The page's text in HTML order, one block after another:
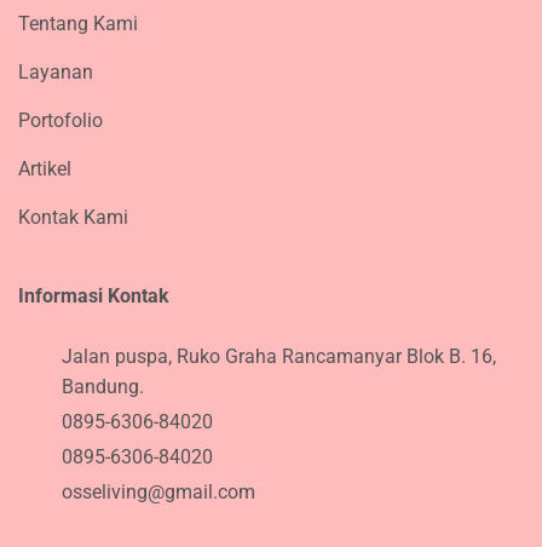
Tentang Kami
Layanan
Portofolio
Artikel
Kontak Kami
Informasi Kontak
Jalan puspa, Ruko Graha Rancamanyar Blok B. 16,
Bandung.
0895-6306-84020
0895-6306-84020
osseliving@gmail.com